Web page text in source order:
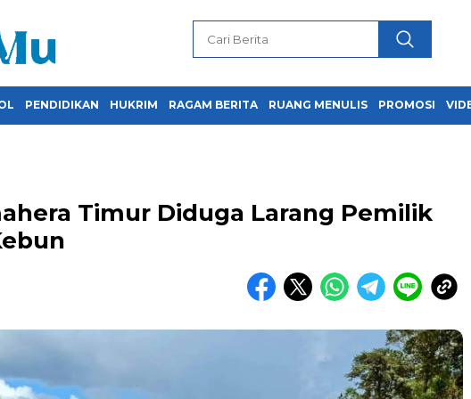
PENDIDIKAN HUKRIM RAGAM BERITA RUANG MENULIS PROMOSI
Timur Diduga Larang Pemilik